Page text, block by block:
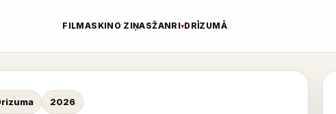
FILMAS KINO ZIŅASŽANRI DRĪZUMĀ
2026